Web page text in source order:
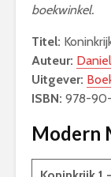
boekwinkel.
Titel:
Auteur:
Uitgever:
ISBN: 978-
Modern